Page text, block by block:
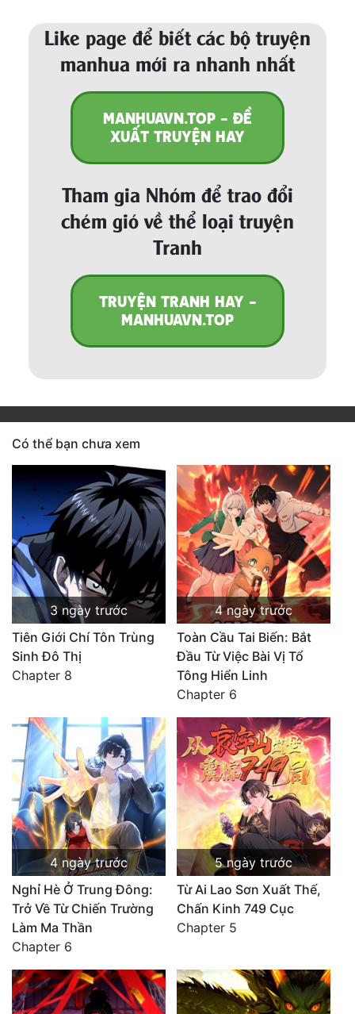
Like page để biết các bộ truyện
manhua mới ra nhanh nhất
MANHUAVN.TOP - ĐỀ
XUẤT TRUYỆN HAY
Tham gia Nhóm để trao đổi
chém gió về thể loại truyện
Tranh
TRUYỆN TRANH HAY -
MANHUAVN.TOP
Có thể bạn chưa xem
3 ngày trước
Tiên Giới Chí Tôn Trùng
Sinh Đô Thị
Chapter 8
4 ngày trước
Toàn Cầu Tai Biến: Bắt
Đầu Từ Việc Bài Vị Tổ
Tông Hiển Linh
Chapter 6
4 ngày trước
Nghỉ Hè Ở Trung Đông:
Trở Về Từ Chiến Trường
Làm Ma Thần
Chapter 6
5 ngày trước
Từ Ai Lao Sơn Xuất Thế,
Chấn Kinh 749 Cục
Chapter 5